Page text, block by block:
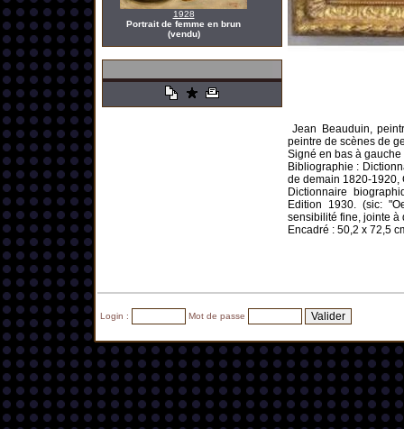
1928
Portrait de femme en brun
(vendu)
Jean Beauduin,
peintre de scènes de
Signé en bas à
Bibliographie :
de demain 1820-1920,
Dictionnaire
Edition 1930. (sic:
sensibilité fine, jointe à
Encadré : 50,2 x 72,5
Login : Mot de passe